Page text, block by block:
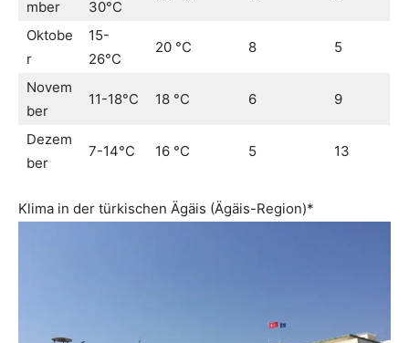
mber
30°C
Oktobe
r
15-
26°C
20 °C 8 5
Novem
ber
11-18°C 18 °C 6 9
Dezem
ber
7-14°C 16 °C 5 13
Klima in der türkischen Ägäis (Ägäis-Region)*